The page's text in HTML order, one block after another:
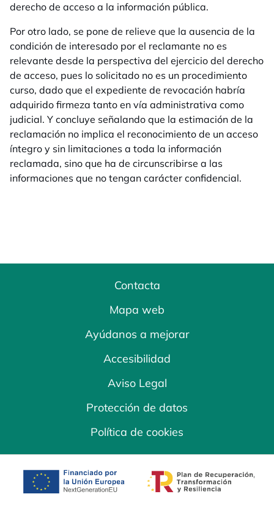
derecho de acceso a la información pública.
Por otro lado, se pone de relieve que la ausencia de la
condición de interesado por el reclamante no es
relevante desde la perspectiva del ejercicio del derecho
de acceso, pues lo solicitado no es un procedimiento
curso, dado que el expediente de revocación habría
adquirido firmeza tanto en vía administrativa como
judicial. Y concluye señalando que la estimación de la
reclamación no implica el reconocimiento de un acceso
íntegro y sin limitaciones a toda la información
reclamada, sino que ha de circunscribirse a las
informaciones que no tengan carácter confidencial.
Contacta
Mapa web
Ayúdanos a mejorar
Accesibilidad
Aviso Legal
Protección de datos
Política de cookies
se abre en una pestaña nuevase abre en una